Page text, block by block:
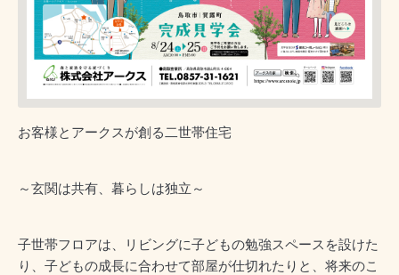
お客様とアークスが創る二世帯住宅
～玄関は共有、暮らしは独立～
子世帯フロアは、リビングに子どもの勉強スペースを設けた
り、子どもの成長に合わせて部屋が仕切れたりと、将来のこ